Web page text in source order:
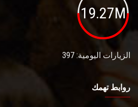
19.27M
الزيارات اليومية: 397
روابط تهمك